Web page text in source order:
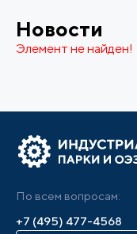
Новости
Элемент не найден!
По всем вопросам:
+7 (495) 477-4568